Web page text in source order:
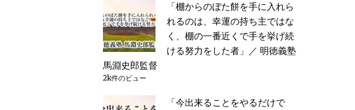
があります」／ PL学園 中村順司監督” の
「棚からのぼた餅を手に入れら
れるのは、幸運の持ち主ではな
く、棚の一番近くで手を挙げ続
ける努力をした者」／ 明徳義塾
馬淵史郎監督
2k件のビュー
「今出来ることをやるだけで